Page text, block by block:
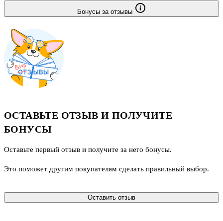
Бонусы за отзывы
ОСТАВЬТЕ ОТЗЫВ И ПОЛУЧИТЕ
БОНУСЫ
Оставьте первый отзыв и получите за него бонусы.
Это поможет другим покупателям сделать правильный выбор.
Оставить отзыв